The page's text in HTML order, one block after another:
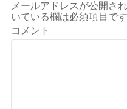
メールアドレスが公開さ
いている欄は必須項目です
コメント